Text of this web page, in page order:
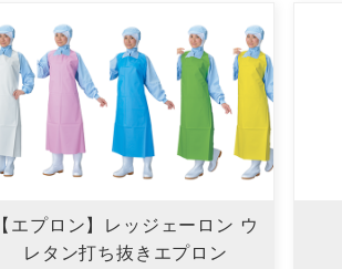
【エプロン】レッジェーロン ウ
レタン打ち抜きエプロン